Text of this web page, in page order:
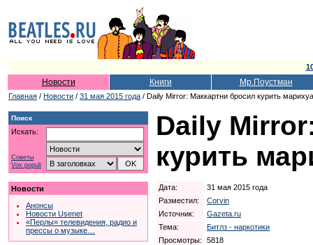
Новости Книги Мр.Поустман
Главная / Новости / 31 мая 2015 года / Daily Mirror: Маккартни бросил курить
Поиск
Искать:
Советы
Vox populi
Новости
Анонсы
Новости Usenet
«Перлы» телевидения, радио и
прессы о музыке…
Daily
курить
Дата:
31 мая 2015 года
Разместил:
Corvin
Источник:
Gazeta.ru
Тема:
Битлз - наркотики
Просмотры:
5818